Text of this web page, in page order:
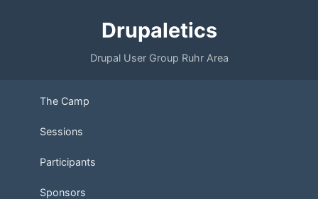
Drupaletics
Drupal User Group Ruhr Area
The Camp
Sessions
Participants
Sponsors